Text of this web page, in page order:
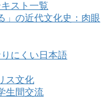
スト一覧
」の近代文化史：肉眼
にくい日本語
ス文化
生間交流